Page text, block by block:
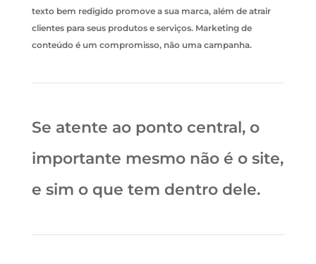
texto bem redigido promove a sua marca, além de atrair
clientes para seus produtos e serviços. Marketing de
conteúdo é um compromisso, não uma campanha.
Se atente ao ponto central, o
importante mesmo não é o site,
e sim o que tem dentro dele.